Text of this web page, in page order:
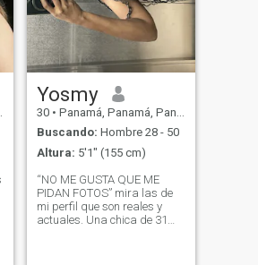
Yosmy
30 • Panamá, Panamá, Panamá
Buscando: Hombre 28 - 50
Altura: 5'1" (155 cm)
“NO ME GUSTA QUE ME
PIDAN FOTOS” mira las de
mi perfil que son reales y
actuales. Una chica de 31